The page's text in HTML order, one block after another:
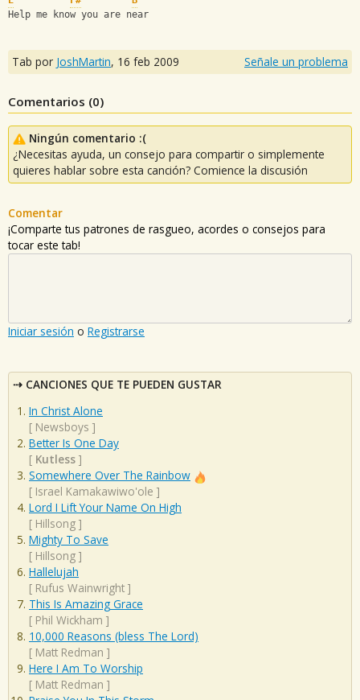
Help me know you are near
Tab por JoshMartin, 16 feb 2009 Señale un problema
Comentarios (0)
Ningún comentario :(
¿Necesitas ayuda, un consejo para compartir o simplemente
quieres hablar sobre esta canción? Comience la discusión
Comentar
¡Comparte tus patrones de rasgueo, acordes o consejos para
tocar este tab!
Iniciar sesión o Registrarse
CANCIONES QUE TE PUEDEN GUSTAR
In Christ Alone
[ Newsboys ]
Better Is One Day
[ Kutless ]
Somewhere Over The Rainbow
[ Israel Kamakawiwo'ole ]
Lord I Lift Your Name On High
[ Hillsong ]
Mighty To Save
[ Hillsong ]
Hallelujah
[ Rufus Wainwright ]
This Is Amazing Grace
[ Phil Wickham ]
10,000 Reasons (bless The Lord)
[ Matt Redman ]
Here I Am To Worship
[ Matt Redman ]